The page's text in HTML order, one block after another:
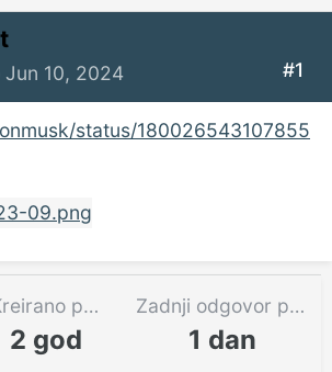
Jun 10, 2024 #1
status/180026543107855
Kreirano pre
2 god
Zadnji odgovor pre
1 dan